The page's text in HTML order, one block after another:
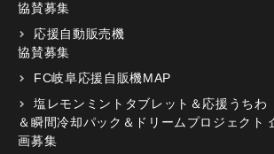
協賛募集
応援自動販売機
協賛募集
FC岐阜応援自販機MAP
塩レモンミントタブレット＆応援うちわ
＆瞬間冷却パック＆ドリームプロジェクト
画募集